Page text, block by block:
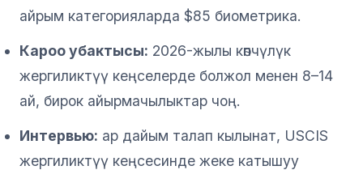
айрым категорияларда $85 биометрика.
Кароо убактысы: 2026-жылы көпчүлүк
жергиликтүү кеңселерде болжол менен 8–14
ай, бирок айырмачылыктар чоң.
Интервью: ар дайым талап кылынат, USCIS
жергиликтүү кеңсесинде жеке катышуу